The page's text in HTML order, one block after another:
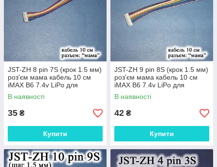
JST-ZH 8 pin 7S (крок 1.5 мм)
роз'єм мама кабель 10 см
iMAX B6 7.4v LiPo для
балансування
В наявності
35 ₴
Купити
JST-ZH 9 pin 8S (крок 1.5 мм)
роз'єм мама кабель 10 см
iMAX B6 7.4v LiPo для
балансування
В наявності
42 ₴
Купити